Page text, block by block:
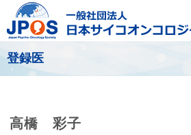
登録医
高橋 彩子